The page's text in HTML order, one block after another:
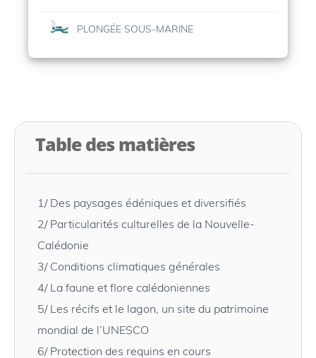
PLONGÉE SOUS-MARINE
Table des matières
1/ Des paysages édéniques et diversifiés
2/ Particularités culturelles de la Nouvelle-
Calédonie
3/ Conditions climatiques générales
4/ La faune et flore calédoniennes
5/ Les récifs et le lagon, un site du patrimoine
mondial de l’UNESCO
6/ Protection des requins en cours